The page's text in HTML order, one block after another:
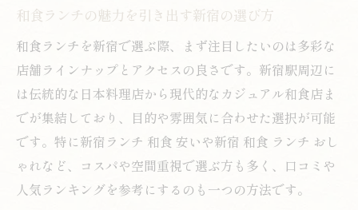
和食ランチの魅力を引き出す新宿の選び方
和食ランチを新宿で選ぶ際、まず注目したいのは多彩な
店舗ラインナップとアクセスの良さです。新宿駅周辺に
は伝統的な日本料理店から現代的なカジュアル和食店ま
でが集結しており、目的や雰囲気に合わせた選択が可能
です。特に新宿ランチ 和食 安いや新宿 和食 ランチ おし
ゃれなど、コスパや空間重視で選ぶ方も多く、口コミや
人気ランキングを参考にするのも一つの方法です。